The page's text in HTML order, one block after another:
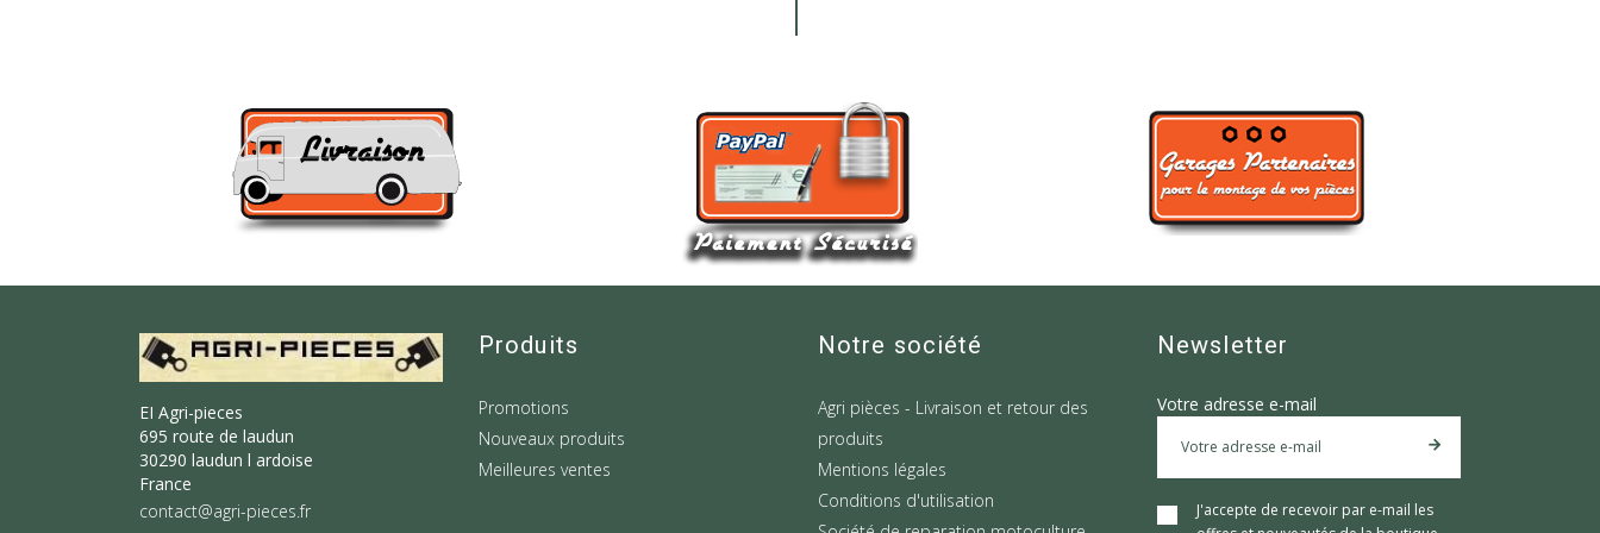
EI Agri-pieces
695 route de laudun
30290 laudun l ardoise
France
contact@agri-pieces.fr
Produits
Promotions
Nouveaux produits
Meilleures ventes
Notre société
Agri pièces - Livraison et retour des
produits
Mentions légales
Conditions d'utilisation
Newsletter
Votre adresse e-mail
J'accepte de recevoir par e-mail les